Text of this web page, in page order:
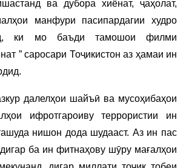
ва дубора хиёнат, ҷаҳолат,
манфури пасипардагии худро
ки мо баъди тамошои филми
” саросари Тоҷикистон аз ҳамаи ин
далелҳои шайъӣ ва мусоҳибаҳои
ифротгароиву террористии ин
нишон дода шудааст. Аз ин пас
ба ин фитнаҳову шӯру мағалҳои